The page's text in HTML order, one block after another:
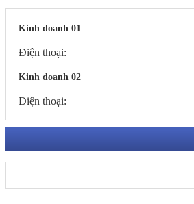
Kinh doanh 01
Điện thoại:
Kinh doanh 02
Điện thoại: